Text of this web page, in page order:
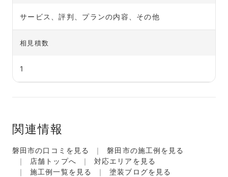
サービス、評判、プランの内容、その他
相見積数
1
関連情報
磐田市の口コミを見る
磐田市の施工例を見る
店舗トップへ
対応エリアを見る
施工例一覧を見る
塗装ブログを見る